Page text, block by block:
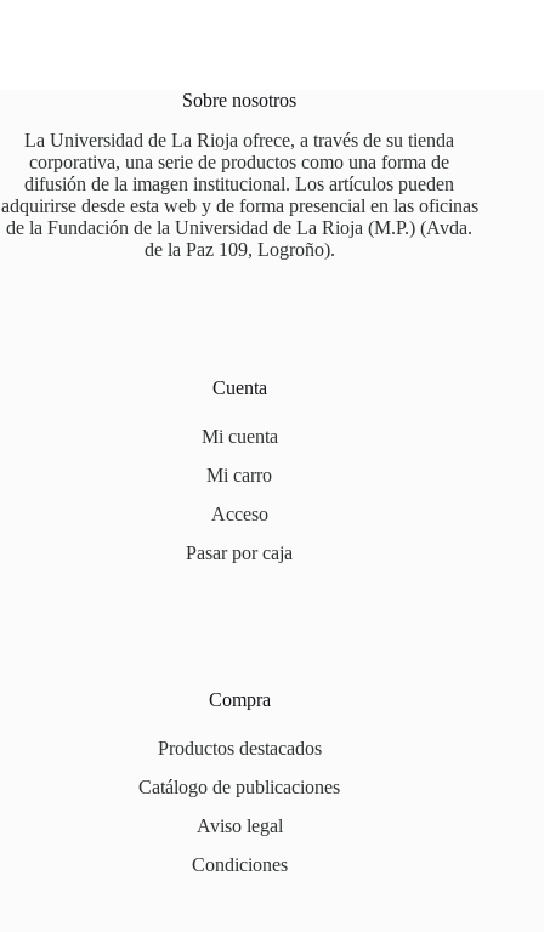
Sobre nosotros
La Universidad de La Rioja ofrece, a través de su tienda
corporativa, una serie de productos como una forma de
difusión de la imagen institucional. Los artículos pueden
adquirirse desde esta web y de forma presencial en las oficinas
de la Fundación de la Universidad de La Rioja (M.P.) (Avda.
de la Paz 109, Logroño).
Cuenta
Mi cuenta
Mi carro
Acceso
Pasar por caja
Compra
Productos destacados
Catálogo de publicaciones
Aviso legal
Condiciones